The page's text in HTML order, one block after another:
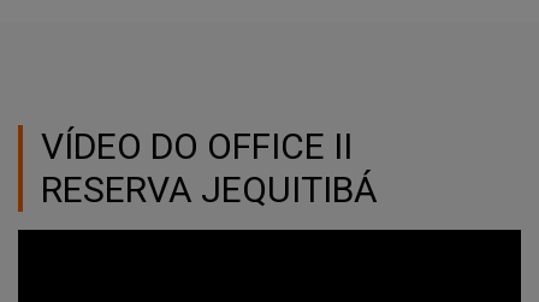
VÍDEO DO OFFICE II
RESERVA JEQUITIBÁ